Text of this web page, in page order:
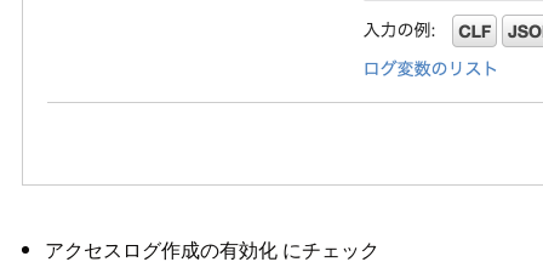
アクセスログ作成の有効化 にチェック